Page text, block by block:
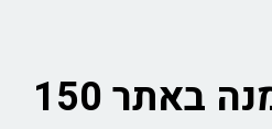
*מינימום הזמנה באתר 150